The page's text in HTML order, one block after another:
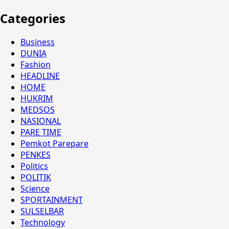
Categories
Business
DUNIA
Fashion
HEADLINE
HOME
HUKRIM
MEDSOS
NASIONAL
PARE TIME
Pemkot Parepare
PENKES
Politics
POLITIK
Science
SPORTAINMENT
SULSELBAR
Technology